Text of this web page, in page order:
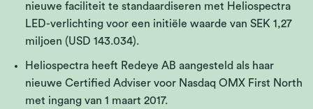
nieuwe faciliteit te standaardiseren met Heliospectra
LED-verlichting voor een initiële waarde van SEK 1,27
miljoen (USD 143.034).
Heliospectra heeft Redeye AB aangesteld als haar
nieuwe Certified Adviser voor Nasdaq OMX First North
met ingang van 1 maart 2017.